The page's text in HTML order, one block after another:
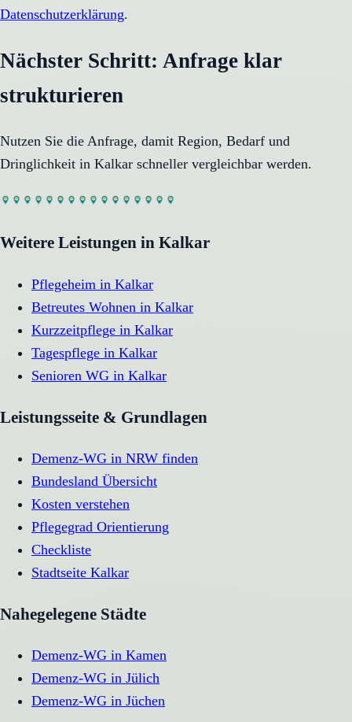
Datenschutzerklärung.
Nächster Schritt: Anfrage klar
strukturieren
Nutzen Sie die Anfrage, damit Region, Bedarf und
Dringlichkeit in Kalkar schneller vergleichbar werden.
Weitere Leistungen in Kalkar
Pflegeheim in Kalkar
Betreutes Wohnen in Kalkar
Kurzzeitpflege in Kalkar
Tagespflege in Kalkar
Senioren WG in Kalkar
Leistungsseite & Grundlagen
Demenz-WG in NRW finden
Bundesland Übersicht
Kosten verstehen
Pflegegrad Orientierung
Checkliste
Stadtseite Kalkar
Nahegelegene Städte
Demenz-WG in Kamen
Demenz-WG in Jülich
Demenz-WG in Jüchen